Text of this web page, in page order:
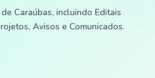
Caraúbas, incluindo Editais
Avisos e Comunicados.